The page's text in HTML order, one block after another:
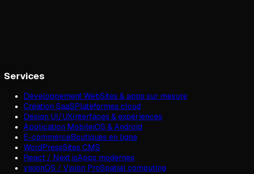
Services
Développement WebSites & apps sur mesure
Création SaaSPlateformes cloud
Design UI/UXInterfaces & expériences
Application MobileiOS & Android
E-commerceBoutiques en ligne
WordPressSites CMS
React / Next.jsApps modernes
visionOS / Vision ProSpatial computing